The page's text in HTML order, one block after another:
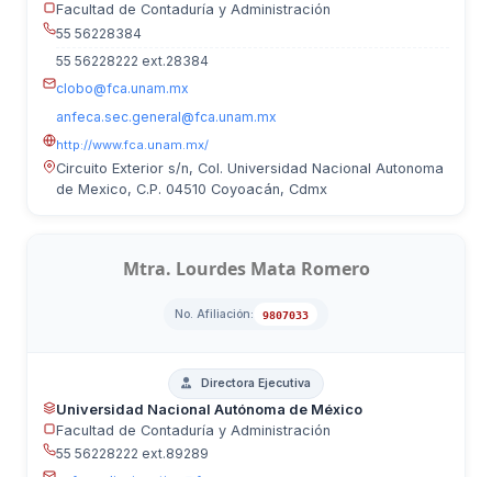
Facultad de Contaduría y Administración
55 56228384
55 56228222 ext.28384
clobo@fca.unam.mx
anfeca.sec.general@fca.unam.mx
http://www.fca.unam.mx/
Circuito Exterior s/n, Col. Universidad Nacional Autonoma
de Mexico, C.P. 04510 Coyoacán, Cdmx
Mtra. Lourdes Mata Romero
No. Afiliación: 9807033
Directora Ejecutiva
Universidad Nacional Autónoma de México
Facultad de Contaduría y Administración
55 56228222 ext.89289